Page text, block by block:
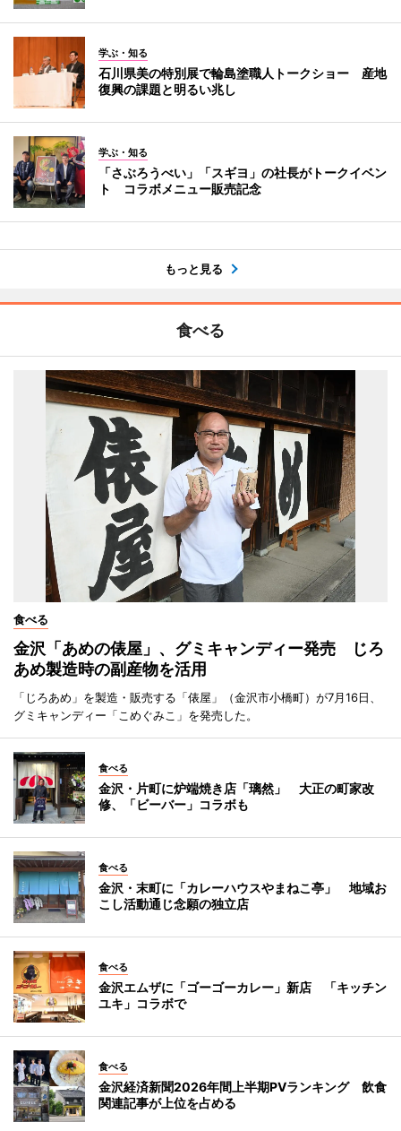
学ぶ・知る
石川県美の特別展で輪島塗職人トークショー 産地
復興の課題と明るい兆し
学ぶ・知る
「さぶろうべい」「スギヨ」の社長がトークイベン
ト コラボメニュー販売記念
もっと見る
食べる
食べる
金沢「あめの俵屋」、グミキャンディー発売 じろ
あめ製造時の副産物を活用
「じろあめ」を製造・販売する「俵屋」（金沢市小橋町）が7月16日、
グミキャンディー「こめぐみこ」を発売した。
食べる
金沢・片町に炉端焼き店「璃然」 大正の町家改
修、「ビーバー」コラボも
食べる
金沢・末町に「カレーハウスやまねこ亭」 地域お
こし活動通じ念願の独立店
食べる
金沢エムザに「ゴーゴーカレー」新店 「キッチン
ユキ」コラボで
食べる
金沢経済新聞2026年間上半期PVランキング 飲食
関連記事が上位を占める